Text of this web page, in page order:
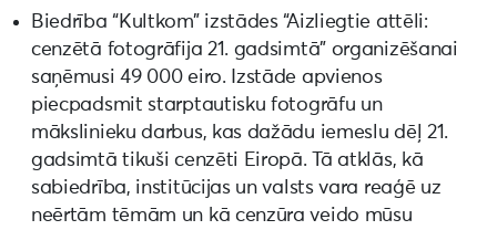
Biedrība “Kultkom” izstādes “Aizliegtie attēli:
cenzētā fotogrāfija 21. gadsimtā” organizēšanai
saņēmusi 49 000 eiro. Izstāde apvienos
piecpadsmit starptautisku fotogrāfu un
mākslinieku darbus, kas dažādu iemeslu dēļ 21.
gadsimtā tikuši cenzēti Eiropā. Tā atklās, kā
sabiedrība, institūcijas un valsts vara reaģē uz
neērtām tēmām un kā cenzūra veido mūsu